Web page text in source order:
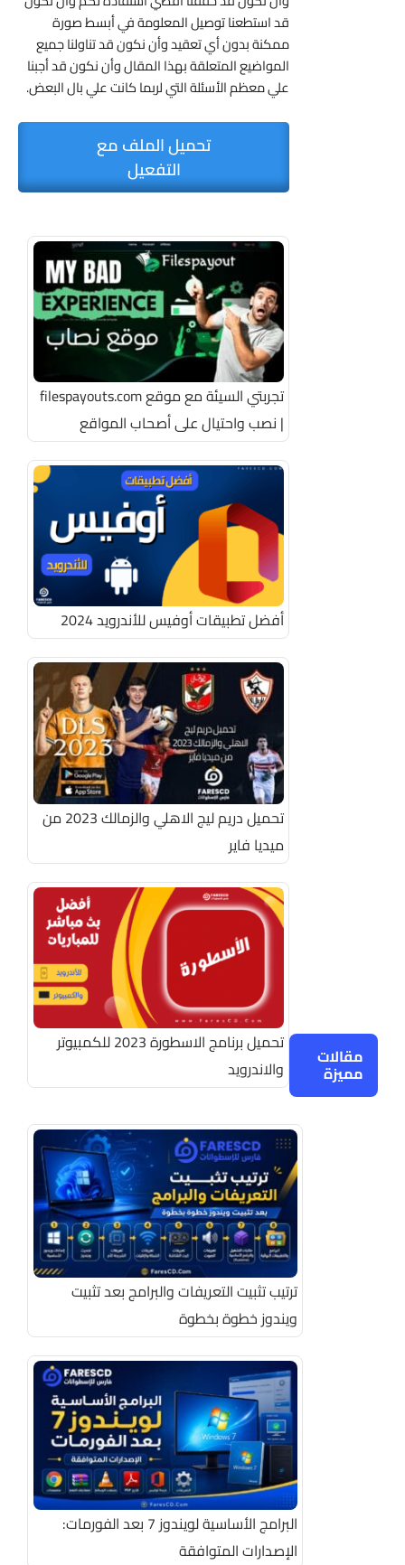
قد استطعنا توصيل المعلومة في أبسط صورة
ممكنة بدون أي تعقيد وأن نكون قد تناولنا جميع
المواضيع المتعلقة بهذا المقال وأن نكون قد أجبنا
علي معظم الأسئلة التي لربما كانت علي بال البعض.
تحميل الملف مع
التفعيل
مقالات
مميزة
تجربتي السيئة مع موقع filespayouts.com
| نصب واحتيال على أصحاب المواقع
أفضل تطبيقات أوفيس للأندرويد 2024
تحميل دريم ليج الاهلي والزمالك 2023 من
ميديا فاير
تحميل برنامج الاسطورة 2023 للكمبيوتر
والاندرويد
ترتيب تثبيت التعريفات والبرامج بعد تثبيت
ويندوز خطوة بخطوة
البرامج الأساسية لويندوز 7 بعد الفورمات:
الإصدارات المتوافقة